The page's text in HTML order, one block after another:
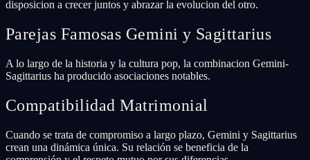
disposicion a crecer juntos y abrazar la evolucion del otro.
Parejas Famosas Gemini y Sagittarius
A lo largo de la historia y la cultura pop, la combinacion Gemini-
Sagittarius ha producido asociaciones notables.
Compatibilidad Matrimonial
Cuando se trata de compromiso a largo plazo, Gemini y Sagittarius
crean una dinámica única. Su relación se beneficia de la